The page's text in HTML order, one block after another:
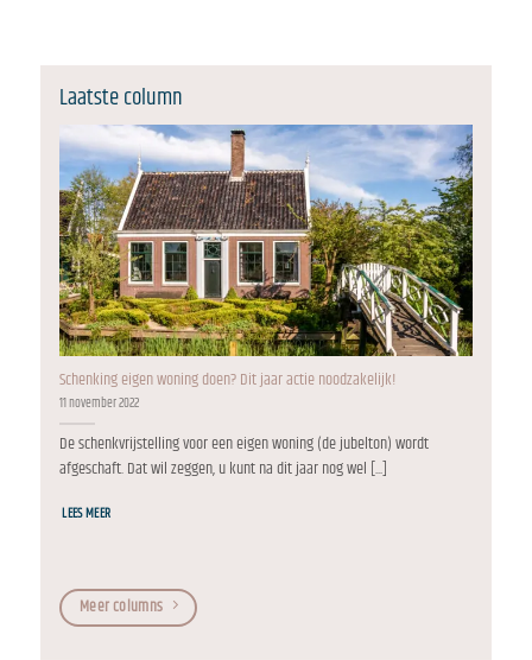
Laatste column
Schenking eigen woning doen? Dit jaar actie noodzakelijk!
11 november 2022
De schenkvrijstelling voor een eigen woning (de jubelton) wordt
afgeschaft. Dat wil zeggen, u kunt na dit jaar nog wel [...]
LEES MEER
Meer columns